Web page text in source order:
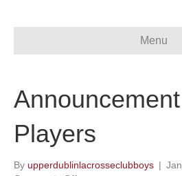
Menu
Players
By upperdublinlacrosseclubboys |